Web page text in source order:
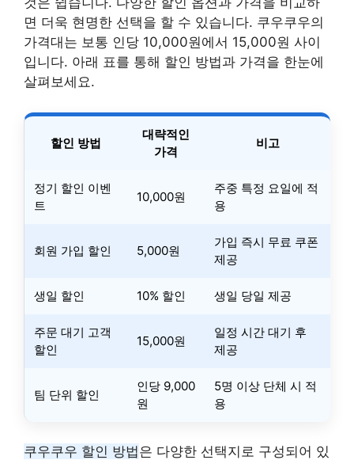
면 더욱 현명한 선택을 할 수 있습니다. 쿠우쿠우의
가격대는 보통 인당 10,000원에서 15,000원 사이
입니다. 아래 표를 통해 할인 방법과 가격을 한눈에
살펴보세요.
할인 방법
대략적인
가격
비고
정기 할인 이벤
트
10,000원
주중 특정 요일에 적
용
회원 가입 할인 5,000원
가입 즉시 무료 쿠폰
제공
생일 할인 10% 할인 생일 당일 제공
주문 대기 고객
할인
15,000원
일정 시간 대기 후
제공
팀 단위 할인
인당 9,000
원
5명 이상 단체 시 적
용
쿠우쿠우 할인 방법은 다양한 선택지로 구성되어 있